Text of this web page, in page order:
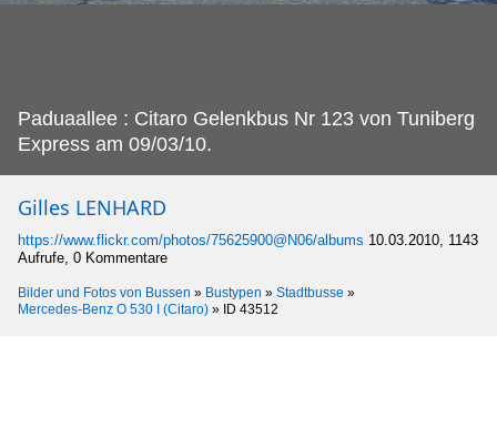
Paduaallee : Citaro Gelenkbus Nr 123 von Tuniberg
Express am 09/03/10.
Gilles LENHARD
https://www.flickr.com/photos/75625900@N06/albums 10.03.2010, 1143
Aufrufe, 0 Kommentare
Bilder und Fotos von Bussen » Bustypen » Stadtbusse »
Mercedes-Benz O 530 I (Citaro) » ID 43512